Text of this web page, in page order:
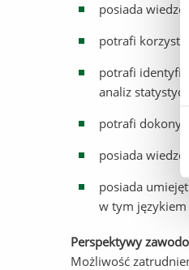
posiada wiedzę
potrafi
potrafi
analiz
potrafi
posiada
posiada
w tym językiem
Perspektywy
Możliwość